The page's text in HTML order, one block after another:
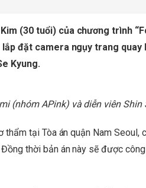
(30 tuổi) của chương trình
đặt camera ngụy trang
Kyung.
(nhóm APink) và diễn viên Shin
tại Tòa án quận Nam Seoul,
thời bản án này sẽ được